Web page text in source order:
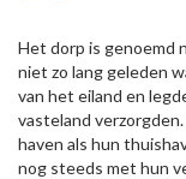
Het dorp is genoemd
niet zo lang geleden
van het eiland en
vasteland
haven als hun
nog steeds met hun